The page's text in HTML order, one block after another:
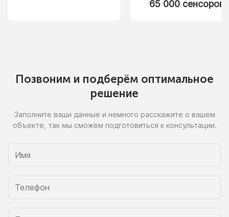
65 000 сенсоров
Позвоним и подберём оптимальное
решение
Заполните ваши данные и немного расскажите о вашем
объекте, так мы сможем подготовиться к консультации.